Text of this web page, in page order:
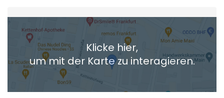
Heimatadresse oder Wunschort
+ Aktuellen Standort hinzufügen
Die berechneten Anreisezeiten basieren auf den
Verkehrsdaten eines typischen Dienstag morgens um 8:30.
Klicke hier,
um mit der Karte zu interagieren.